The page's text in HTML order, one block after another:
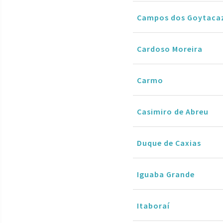
Campos dos
Cardoso Moreira
Carmo
Casimiro de Abreu
Duque de Caxias
Iguaba Grande
Itaboraí